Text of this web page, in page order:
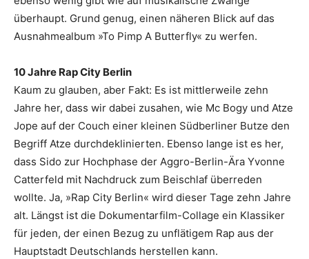
überhaupt. Grund genug, einen näheren Blick auf das
Ausnahmealbum »To Pimp A Butterfly« zu werfen.
10 Jahre Rap City Berlin
Kaum zu glauben, aber Fakt: Es ist mittlerweile zehn
Jahre her, dass wir dabei zusahen, wie Mc Bogy und Atze
Jope auf der Couch einer kleinen Südberliner Butze den
Begriff Atze durchdeklinierten. Ebenso lange ist es her,
dass Sido zur Hochphase der Aggro-Berlin-Ära Yvonne
Catterfeld mit Nachdruck zum Beischlaf überreden
wollte. Ja, »Rap City Berlin« wird dieser Tage zehn Jahre
alt. Längst ist die Dokumentarfilm-Collage ein Klassiker
für jeden, der einen Bezug zu unflätigem Rap aus der
Hauptstadt Deutschlands herstellen kann.